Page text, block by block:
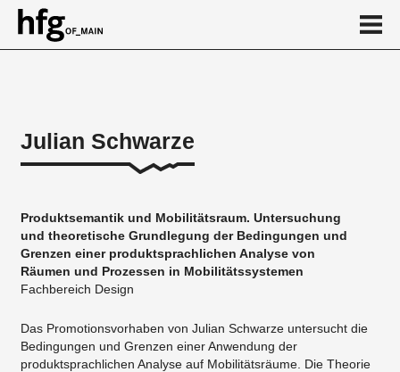
Über
Projekte
Kalender
...
Julian Schwarze
Produktsemantik und Mobilitätsraum. Untersuchung
und theoretische Grundlegung der Bedingungen und
Grenzen einer produktsprachlichen Analyse von
Räumen und Prozessen in Mobilitätssystemen
Fachbereich Design
Das Promotionsvorhaben von Julian Schwarze untersucht die
Bedingungen und Grenzen einer Anwendung der
produktsprachlichen Analyse auf Mobilitätsräume. Die Theorie